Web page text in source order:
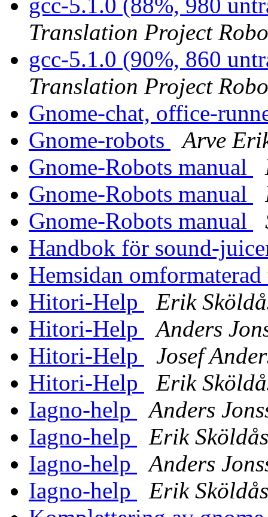
gcc-5.1.0 (88%, 980
Translation Project
gcc-5.1.0 (90%, 860
Translation Project
Gnome-chat, office-
Gnome-robots
Arve
Gnome-Robots manual
Gnome-Robots manual
Gnome-Robots manual
Handbok för sound-
Hemsidan
Hitori-Help
Erik
Hitori-Help
Anders
Hitori-Help
Josef
Hitori-Help
Erik
Iagno-help
Anders
Iagno-help
Erik Sköldås
Iagno-help
Anders
Iagno-help
Erik Sköldås